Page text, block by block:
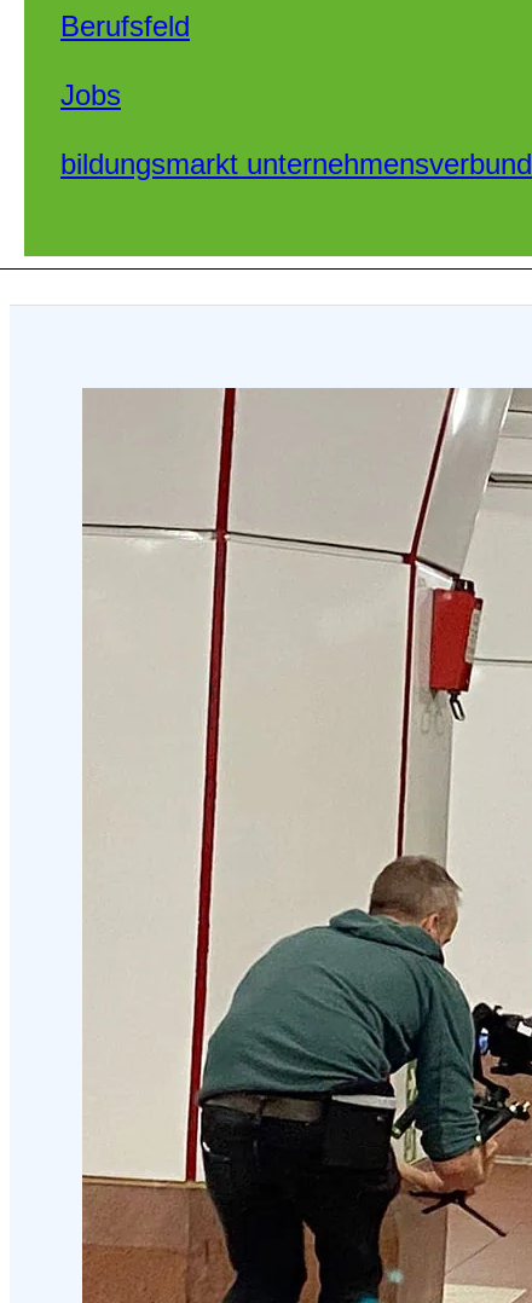
Berufsfeld
Jobs
bildungsmarkt unternehmensverbund